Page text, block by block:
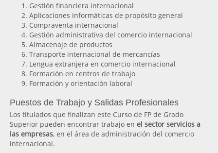
Gestión financiera internacional
Aplicaciones informáticas de propósito general
Compraventa internacional
Gestión administrativa del comercio internacional
Almacenaje de productos
Transporte internacional de mercancías
Lengua extranjera en comercio internacional
Formación en centros de trabajo
Formación y orientación laboral
Puestos de Trabajo y Salidas Profesionales
Los titulados que finalizan este Curso de FP de Grado
Superior pueden encontrar trabajo en el sector servicios a
las empresas, en el área de administración del comercio
internacional.